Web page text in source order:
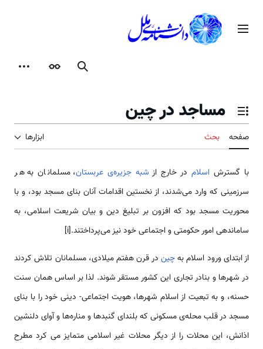
محتوامنوی اصلی
جستجوظاهر
تغییر وضعیت فهرست محتویات
مساجد در چین
صفحه بحث ابزارها
با گسترش اسلامدر خارج از شبه جزیره‌ی عربستان، مسلمانان به هر
سرزمینی که وارد می‌شدند، از نخستین اقدامات آنان بنای مسجد بود، و با
محوریت مسجد بود که افزون بر تبلیغ دین و بیان شریعت اسلامی، به
ساماندهی امور حکومتی و اجتماعی خود نیز می‌پرداختند.[i]
از ابتدای ورود اسلام بهچین در قرن هفتم میلادی، مسلمانان تلاش کردند
در شهر­ها و بنادر تجاری این کشور مستقر شوند. لذا بر اساس همان سنت
حسنه، و به تبعیت از اسلام شهر­ها، هویت اجتماعی- دینی خود را با بنای
مسجد در قلب محله‌ی مسکونی که بلندای گنبد­ها و مناره‌ها و آوای دلنشین
اذانش­، این محلات را از دیگر محلات غیر اسلامی متمایز می­ کرد مطرح